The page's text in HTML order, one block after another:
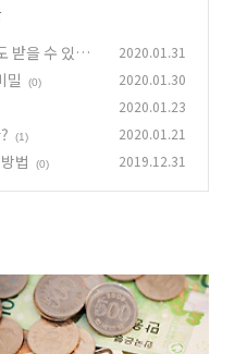
받을 수 있을
2020.01.31
밀 (0) 2020.01.30
2020.01.23
(1) 2020.01.21
법 (0) 2019.12.31